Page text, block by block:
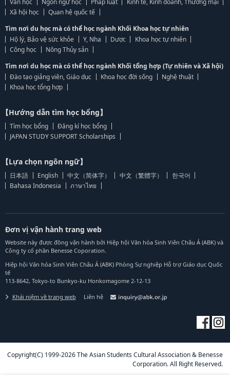
Văn học
Ngôn ngữ học Pháp luật
Kinh tế, Kinh doanh, Thương mại
Xã hội học
Quan hệ quốc tế
Tìm nơi du học mà có thể học ngành Khối Khoa học tự nhiên
Hộ lý, Bảo vệ sức khỏe
Y, Nha Dược
Khoa học tự nhiên
Công học
Nông Thủy sản
Tìm nơi du học mà có thể học ngành Khối tổng hợp (Tự nhiên và Xã hội)
Đào tạo giảng viên, Giáo dục
Khoa học đời sống
Nghệ thuật
Khoa học tổng hợp
【Hướng dẫn tìm học bổng】
Tìm học bổng
Đăng kí học bổng
JAPAN STUDY SUPPORT Scholarships
【Lựa chọn ngôn ngữ】
日本語 English 中文（简体字） 中文（繁體字）
한국어
Bahasa Indonesia
ภาษาไทย
Đơn vị vận hành trang web
Website này được đồng vận hành bởi Hiệp hội Văn hóa Sinh Viên Châu Á (ABK) và
Công ty cổ phần Benesse Coporation.
Hiệp hội Văn hóa Sinh Viên Châu Á (ABK) Phòng Sự nghiệp Hỗ trợ Giáo dục Quốc
tế
113-8642, Tokyo-to Bunkyo-ku Honkomagome 2-12-13
Khái niệm về trang web Liên hệ
Copyright(C) 1999-2026 The Asian Students Cultural Association & Benesse
Corporation. All Right Reserved.